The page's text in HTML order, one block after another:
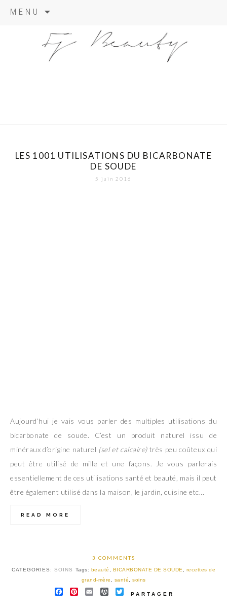
MENU
content
LES 1001 UTILISATIONS DU BICARBONATE
DE SOUDE
5 juin 2016
Aujourd’hui je vais vous parler des multiples utilisations du
bicarbonate de soude. C’est un produit naturel issu de
minéraux d’origine naturel (sel et calcaire)très peu coûteux qui
peut être utilisé de mille et une façons. Je vous parlerais
essentiellement de ces utilisations santé et beauté, mais il peut
être également utilisé dans la maison, le jardin, cuisine etc…
READ MORE
3 COMMENTS
CATEGORIES: SOINS Tags: beauté BICARBONATE DE SOUDE
recettes de
grand-mère
santé soins
FACEBOOK
PINTEREST
EMAILWORDPRESS
TWITTER
PARTAGER